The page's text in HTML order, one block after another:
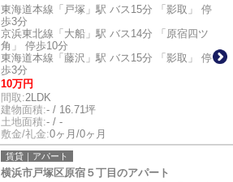
東海道本線「戸塚」駅 バス15分 「影取」 停
歩3分
京浜東北線「大船」駅 バス14分 「原宿四ツ
角」 停歩10分
東海道本線「藤沢」駅 バス15分 「影取」 停
歩3分
10万円
間取:2LDK
建物面積:- / 16.71坪
土地面積:- / -
敷金/礼金:0ヶ月/0ヶ月
賃貸｜アパート
横浜市戸塚区原宿５丁目のアパート